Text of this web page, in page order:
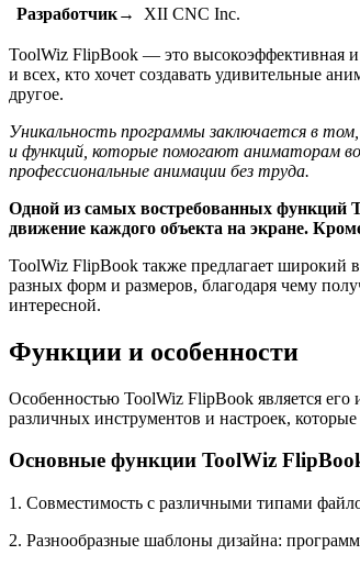
Разработчик→
XII CNC Inc.
ToolWiz FlipBook — это высокоэффективная
и всех, кто хочет создавать удивительные
другое.
Уникальность программы заключается в
и функций, которые помогают аниматорам
профессиональные анимации без труда.
Одной из самых востребованных функций
движение каждого объекта на экране.
ToolWiz FlipBook также предлагает широкий
разных форм и размеров, благодаря чему
интересной.
Функции и особенности
Особенностью ToolWiz FlipBook является
различных инструментов и настроек,
Основные функции ToolWiz
1. Совместимость с различными типами
2. Разнообразные шаблоны дизайна: